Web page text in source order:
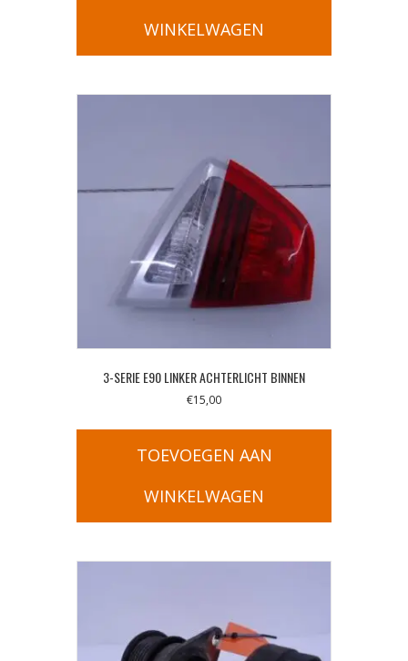
WINKELWAGEN
3-SERIE E90 LINKER ACHTERLICHT BINNEN
€15,00
TOEVOEGEN AAN
WINKELWAGEN